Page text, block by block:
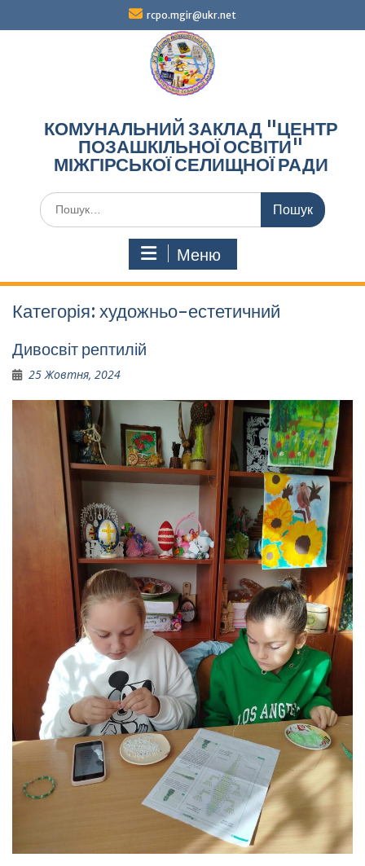
rcpo.mgir@ukr.net
КОМУНАЛЬНИЙ ЗАКЛАД "ЦЕНТР
ПОЗАШКІЛЬНОЇ ОСВІТИ"
МІЖГІРСЬКОЇ СЕЛИЩНОЇ РАДИ
Шукати:
Меню
Категорія: художньо-естетичний
Дивосвіт рептилій
25 Жовтня, 2024